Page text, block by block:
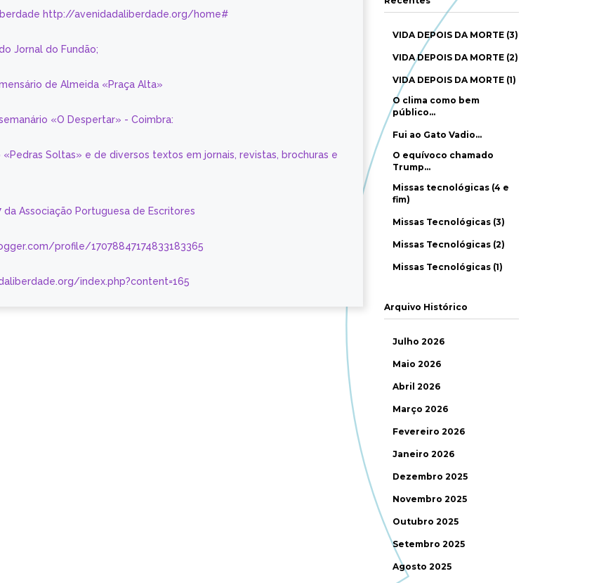
http://avenidadaliberdade.org/home#
Jornal do Fundão;
de Almeida «Praça Alta»
«O Despertar» - Coimbra:
Soltas» e de diversos textos em jornais, revistas, brochuras e
da Associação Portuguesa de Escritores
profile/17078847174833183365
index.php?content=165
VIDA DEPOIS DA MORTE (3)
VIDA DEPOIS DA MORTE (2)
VIDA DEPOIS DA MORTE (1)
O clima como bem
público…
Fui ao Gato Vadio…
O equívoco chamado
Trump…
Missas tecnológicas (4 e
fim)
Missas Tecnológicas (3)
Missas Tecnológicas (2)
Missas Tecnológicas (1)
Arquivo Histórico
Julho 2026
Maio 2026
Abril 2026
Março 2026
Fevereiro 2026
Janeiro 2026
Dezembro 2025
Novembro 2025
Outubro 2025
Setembro 2025
Agosto 2025